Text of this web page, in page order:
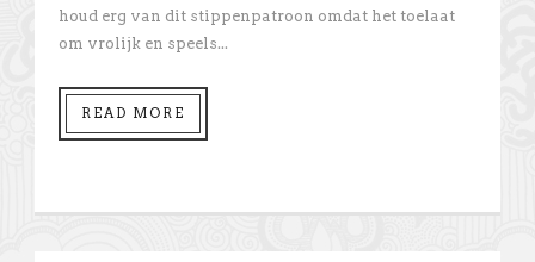
houd erg van dit stippenpatroon omdat het toelaat
om vrolijk en speels...
READ MORE